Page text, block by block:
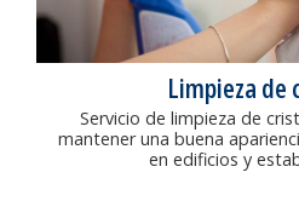
Limpieza de
Servicio de limpieza de
mantener una buena
en edificios y